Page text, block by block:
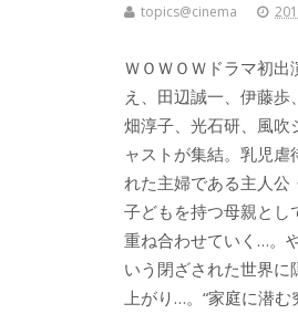
topics@cinema
ＷＯＷＯＷドラマ初出
え、田辺誠一、伊藤
畑淳子、光石研、風吹
ャストが集結。乳児
れた主婦である主人公
子どもを持つ母親とし
重ね合わせていく…。
いう閉ざされた世界
上がり…。“家庭に潜む